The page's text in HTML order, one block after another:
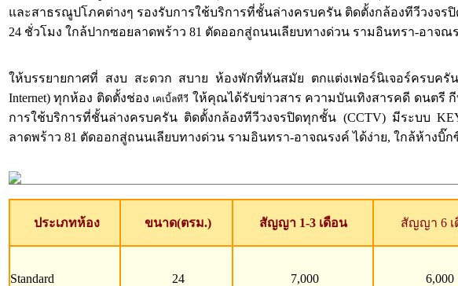
และสาธรณูปโภคต่างๆ รองรับการใช้บริการที่ชั้นล่างครบครัน ติดตั้งกล้องทีวีวงจ
24 ชั่วโมง ใกล้ปากซอยลาดพร้าว 81 ตัดออกสู่ถนนเลียบทางด่วน รามอินทรา-อาจ
ให้บรรยายกาศที่ สงบ สะดวก สบาย ห้องพักที่ทันสมัย ตกแต่งเฟอร์นิเจอร์ครบครั
Internet) ทุกห้อง ติดตั้งช่อง เคเบิ้ลทีวี ให้คุณได้รับข่าวสาร ความบันเทิงสารคดี ดนตรี
การใช้บริการที่ชั้นล่างครบครัน ติดตั้งกล้องทีวีวงจรปิดทุกชั้น (CCTV) มีระบบ
ลาดพร้าว 81 ตัดออกสู่ถนนเลียบทางด่วน รามอินทรา-อาจณรงค์ ได้ง่าย, ใกล้ห้างบิ๊
ประเภทห้อง ขนาด(ตรม.) สัญญา 1-3 เดือน สัญญา 6 เ
Standard 24 7,000 6,000